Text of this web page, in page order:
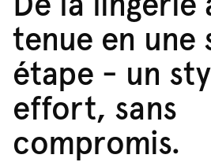
tenue en une
étape - un
effort, sans
compromis.